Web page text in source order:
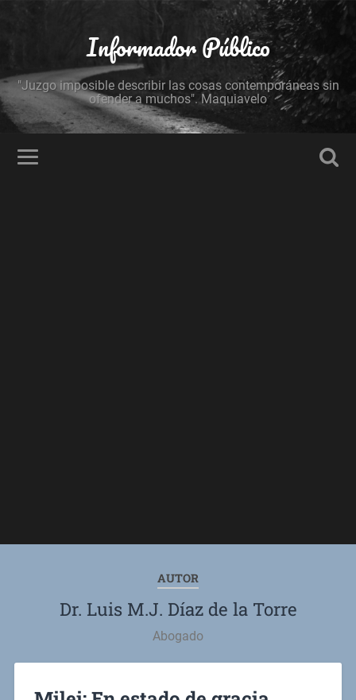
Informador Público
"Juzgo imposible describir las cosas contemporáneas sin
ofender a muchos". Maquiavelo
AUTOR
Dr. Luis M.J. Díaz de la Torre
Abogado